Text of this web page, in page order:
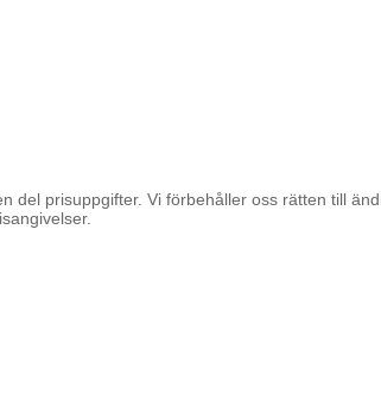
del prisuppgifter. Vi förbehåller oss rätten till
fel i prisangivelser.